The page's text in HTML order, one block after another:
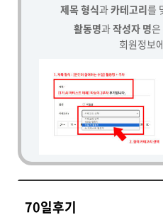
제목 형식과카테고리를
활동명과작성자 명
회원정보
70일후기